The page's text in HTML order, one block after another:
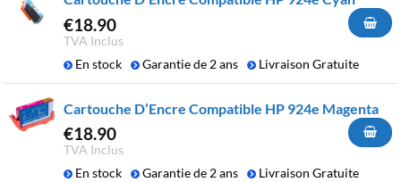
€18.90
TVA Inclus
En stock
Garantie de 2 ans Livraison Gratuite
Cartouche D’Encre Compatible HP 924e Magenta
€18.90
TVA Inclus
En stock
Garantie de 2 ans Livraison Gratuite